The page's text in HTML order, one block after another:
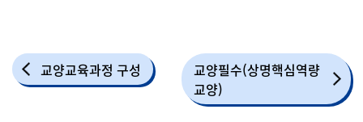
교양교육과정 구성
교양필수(상명핵심역량
교양)